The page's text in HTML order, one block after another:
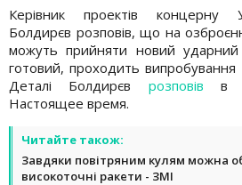
Керівник проектів концерну
Болдирєв розповів, що на
можуть прийняти новий
готовий, проходить
Деталі Болдирєв розповів в
Настоящее время.
Читайте також:
Завдяки повітряним кулям можна
високоточні ракети - ЗМІ